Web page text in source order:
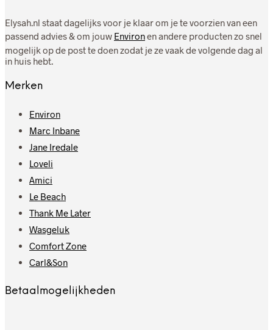
Elysah.nl staat dagelijks voor je klaar om je te voorzien van een
passend advies & om jouw Environen andere producten zo snel
mogelijk op de post te doen zodat je ze vaak de volgende dag al
in huis hebt.
Merken
Environ
Marc Inbane
Jane Iredale
Loveli
Amici
Le Beach
Thank Me Later
Wasgeluk
Comfort Zone
Carl&Son
Betaalmogelijkheden